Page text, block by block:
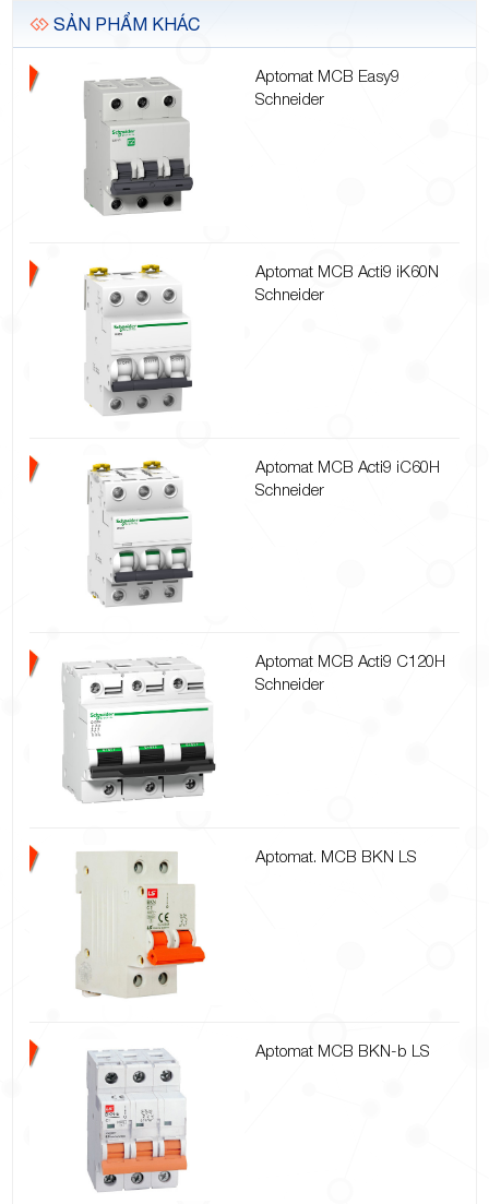
SẢN PHẨM KHÁC
Aptomat MCB Easy9
Schneider
Aptomat MCB Acti9 iK60N
Schneider
Aptomat MCB Acti9 iC60H
Schneider
Aptomat MCB Acti9 C120H
Schneider
Aptomat. MCB BKN LS
Aptomat MCB BKN-b LS